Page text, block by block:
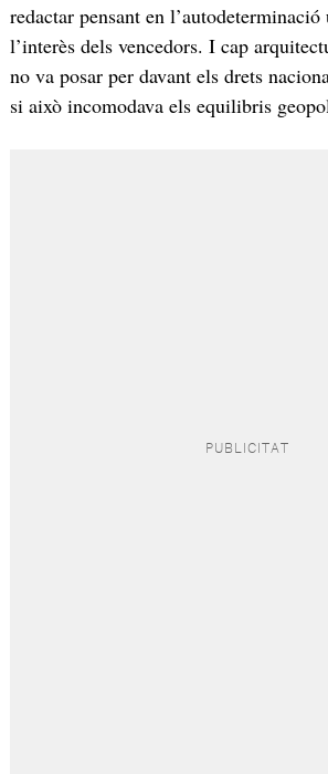
redactar pensant en
l’interès dels vencedors. I cap
no va posar per davant els drets
si això incomodava els equilibris